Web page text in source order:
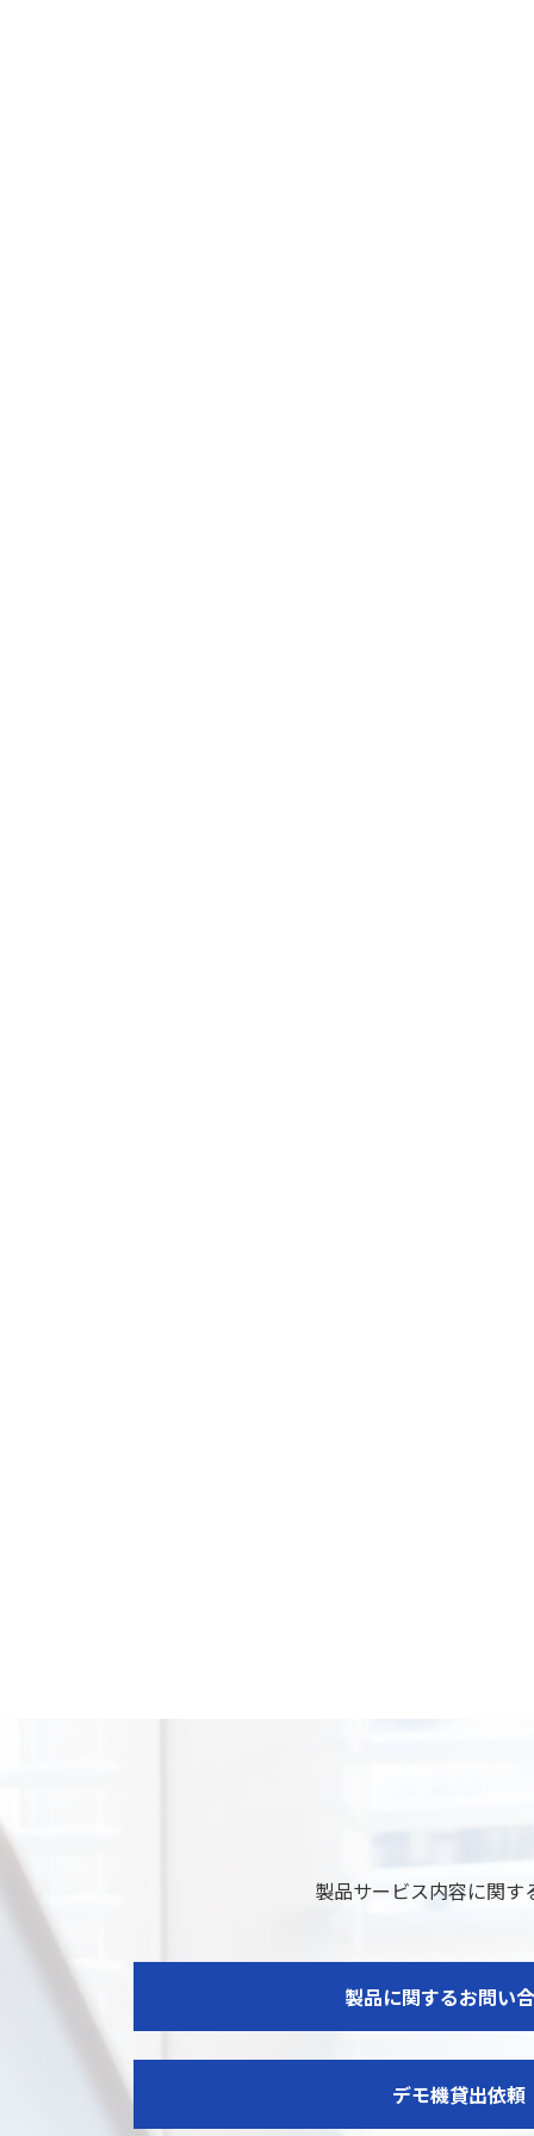
製品サービス内容に関
製品に関するお問い
デモ機貸出依頼